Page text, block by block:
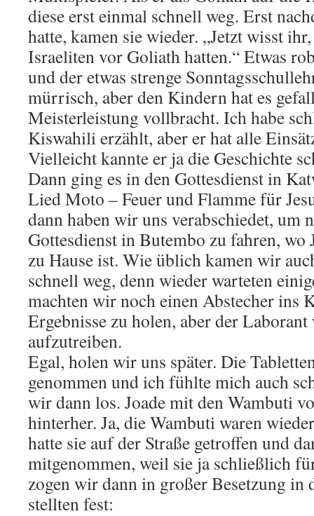
diese erst einmal schnell weg. Erst
hatte, kamen sie wieder. „Jetzt wisst
Israeliten vor Goliath hatten.“ Etwas
und der etwas strenge
mürrisch, aber den Kindern hat es
Meisterleistung vollbracht. Ich habe
Kiswahili erzählt, aber er hat alle
Vielleicht kannte er ja die Geschichte
Dann ging es in den Gottesdienst in
Lied Moto – Feuer und Flamme für
dann haben wir uns verabschiedet, um
Gottesdienst in Butembo zu fahren, wo
zu Hause ist. Wie üblich kamen wir
schnell weg, denn wieder warteten
machten wir noch einen Abstecher ins
Ergebnisse zu holen, aber der
aufzutreiben.
Egal, holen wir uns später. Die
genommen und ich fühlte mich auch
wir dann los. Joade mit den Wambuti
hinterher. Ja, die Wambuti waren
hatte sie auf der Straße getroffen und
mitgenommen, weil sie ja schließlich
zogen wir dann in großer Besetzung in
stellten fest: